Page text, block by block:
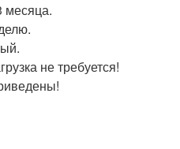
месяца.
не требуется!